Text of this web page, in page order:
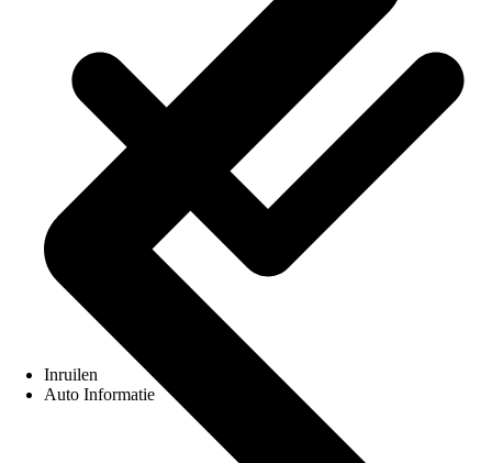
Inruilen
Auto Informatie